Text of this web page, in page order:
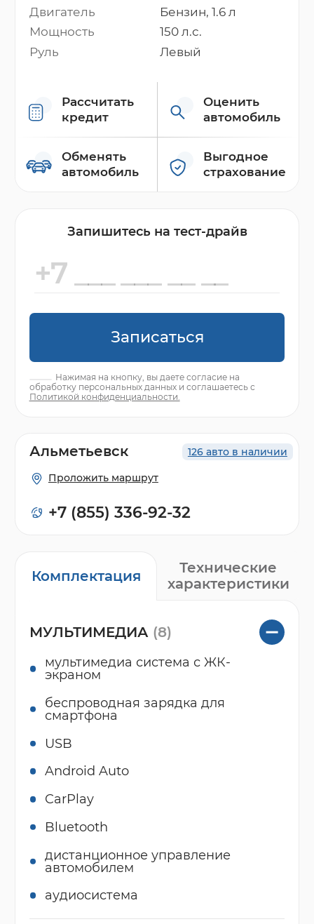
Двигатель
Бензин, 1.6 л
Мощность
150 л.с.
Руль
Левый
Рассчитать
кредит
Оценить
автомобиль
Обменять
автомобиль
Выгодное
страхование
Запишитесь на тест-драйв
Записаться
Нажимая на кнопку, вы даете согласие на
обработку персональных данных и соглашаетесь с
Политикой конфиденциальности.
Комплектация
Технические
характеристики
МУЛЬТИМЕДИА (8)
мультимедиа система с ЖК-
экраном
беспроводная зарядка для
смартфона
USB
Android Auto
CarPlay
Bluetooth
дистанционное управление
автомобилем
аудиосистема
126 авто в наличии
Альметьевск
Проложить маршрут
+7 (855) 336-92-32